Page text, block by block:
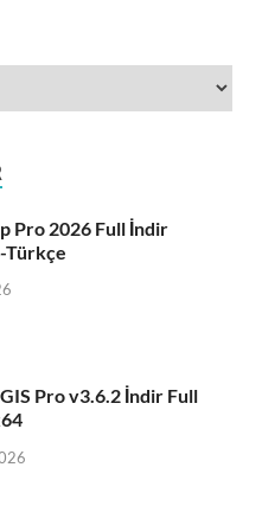
Pro 2026 Full İndir
Türkçe
Pro v3.6.2 İndir Full